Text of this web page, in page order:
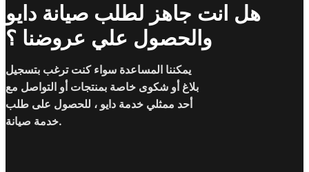
هل انت جاهز لطلب صيانة دايو
والحصول علي عروضنا ؟
يمكننا المساعدة سواء كنت ترغب بتسجيل
بلاغ أو شكوى خاصة بمنتجات أو التواصل مع
أحد ممثلي خدمة دايو ، للحصول على طلب
خدمة صيانة.